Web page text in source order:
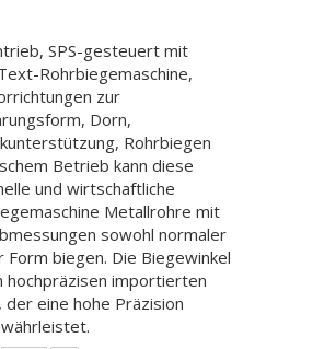
SPS-gesteuert mit
Rohrbiegemaschine,
zur
Dorn,
Rohrbiegen
Betrieb kann diese
und wirtschaftliche
Metallrohre mit
sowohl normaler
Form biegen. Die Biegewinkel
hochpräzisen importierten
eine hohe Präzision